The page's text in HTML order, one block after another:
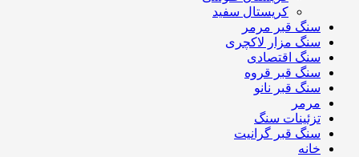
کریستال سفید
سنگ قبر مرمر
سنگ مزار لاکچری
سنگ اقتصادی
سنگ قبر قروه
سنگ قبر نانو
مرمر
تزئینات سنگ
سنگ قبر گرانیت
خانه